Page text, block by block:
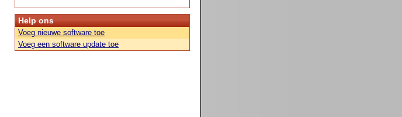
Help ons
Voeg nieuwe software toe
Voeg een software update toe